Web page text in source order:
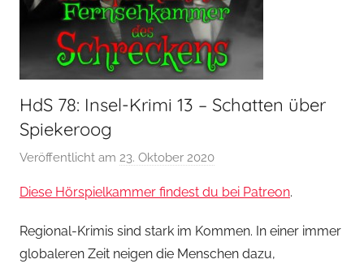
HdS 78: Insel-Krimi 13 – Schatten über
Spiekeroog
Veröffentlicht am 23. Oktober 2020
n
e
Diese Hörspielkammer findest du bei Patreon.
Regional-Krimis sind stark im Kommen. In einer immer
globaleren Zeit neigen die Menschen dazu,